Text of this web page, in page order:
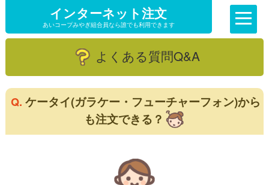
インターネット注文
あいコープみやぎ組合員なら誰でも利用できます
よくある質問Q&A
Q.ケータイ(ガラケー・フューチャーフォン)から
も注文できる？